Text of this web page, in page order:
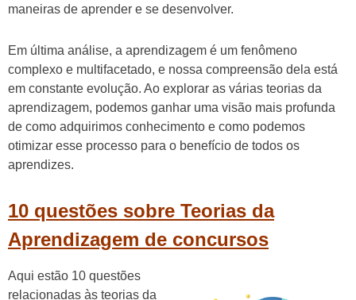
maneiras de aprender e se desenvolver.
Em última análise, a aprendizagem é um fenômeno
complexo e multifacetado, e nossa compreensão dela está
em constante evolução. Ao explorar as várias teorias da
aprendizagem, podemos ganhar uma visão mais profunda
de como adquirimos conhecimento e como podemos
otimizar esse processo para o benefício de todos os
aprendizes.
10 questões sobre Teorias da
Aprendizagem de concursos
Aqui estão 10 questões
relacionadas às teorias da